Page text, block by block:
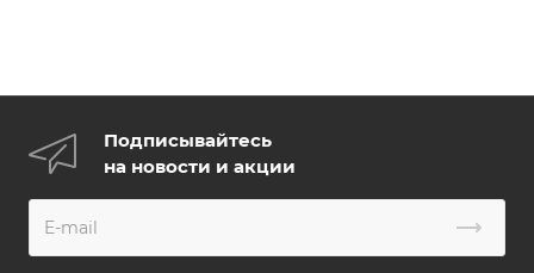
Подписывайтесь
на новости и акции